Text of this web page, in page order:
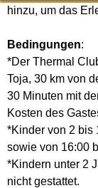
hinzu, um das
Bedingungen:
*Der Thermal
Toja, 30 km von
30 Minuten mit
Kosten des
*Kinder von 2 bis
sowie von 16:00
*Kindern unter 2
nicht gestattet.